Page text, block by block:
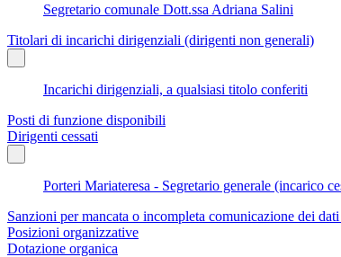
Segretario comunale Dott.ssa Adriana Salini
Titolari di incarichi dirigenziali (dirigenti non generali)
Incarichi dirigenziali, a qualsiasi titolo conferiti
Posti di funzione disponibili
Dirigenti cessati
Porteri Mariateresa - Segretario generale (incarico
Sanzioni per mancata o incompleta comunicazione dei
Posizioni organizzative
Dotazione organica